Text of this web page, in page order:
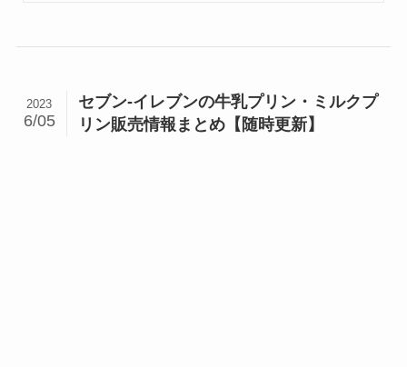
セブン-イレブンの牛乳プリン・ミルクプ
リン販売情報まとめ【随時更新】
2023
6/05